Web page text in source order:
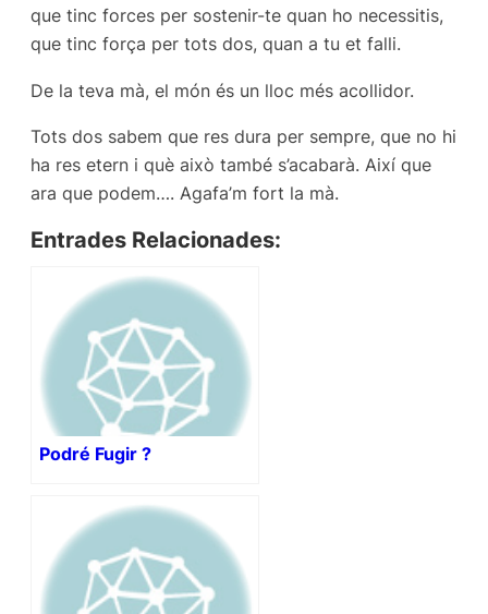
que tinc forces per sostenir-te quan ho necessitis,
que tinc força per tots dos, quan a tu et falli.
De la teva mà, el món és un lloc més acollidor.
Tots dos sabem que res dura per sempre, que no hi
ha res etern i què això també s’acabarà. Així que
ara que podem…. Agafa’m fort la mà.
Entrades Relacionades:
Podré Fugir ?